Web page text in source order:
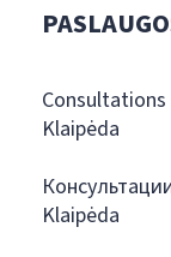
Klaipėda
Klaipėda